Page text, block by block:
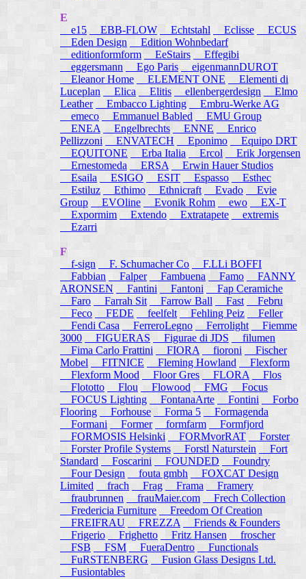
E
e15 EBB-FLOW Echtstahl Eclisse
ECUS
Eden Design
Edition Wohnbedarf
editionformform
EeStairs
Effegibi
eggersmann
Ego Paris
eigenmannDUROT
Eleanor Home
ELEMENT ONE
Elementi di
Luceplan
Elica Elitis ellenbergerdesign
Elmo
Leather
Embacco Lighting
Embru-Werke AG
emeco
Emmanuel Babled
EMU Group
ENEA
Engelbrechts ENNE
Enrico
Pellizzoni ENVATECH Eponimo
Equipo DRT
EQUITONE
Erba Italia Ercol
Erik Jorgensen
Ernestomeda
ERSA
Erwin Hauer Studios
Esaila
ESIGO ESIT Espasso
Esthec
Estiluz
Ethimo Ethnicraft Evado
Evie
Group
EVOline Evonik Rohm ewo
EX-T
Expormim
Extendo Extratapete
extremis
Ezarri
F
f-sign
F. Schumacher Co
F.LLi BOFFI
Fabbian
Falper Fambuena Famo
FANNY
ARONSEN
Fantini Fantoni
Fap Ceramiche
Faro
Farrah Sit Farrow Ball Fast
Febru
Feco
FEDE feelfelt Fehling Peiz
Feller
Fendi Casa
FerreroLegno Ferrolight
Fiemme
3000
FIGUERAS Figurae di JDS
filumen
Fima Carlo Frattini
FIORA fioroni
Fischer
Mobel
FITNICE Fleming Howland
Flexform
Flexform Mood
Floor Gres FLORA
Flos
Flototto
Flou Flowood FMG
Focus
FOCUS Lighting
FontanaArte Fontini
Forbo
Flooring
Forhouse Forma 5
Formagenda
Formani
Former formfarm
Formfjord
FORMOSIS Helsinki
FORMvorRAT
Forster
Forster Profile Systems
Forstl Naturstein
Fort
Standard
Foscarini FOUNDED
Foundry
Four Design
fouta gmbh
FOXCAT Design
Limited
frach Frag Frama
Framery
fraubrunnen
frauMaier.com
Frech Collection
Fredericia Furniture
Freedom Of Creation
FREIFRAU
FREZZA
Friends & Founders
Frigerio
Frighetto Fritz Hansen
froscher
FSB
FSM FueraDentro
Functionals
FuRSTENBERG
Fusion Glass Designs Ltd.
Fusiontables